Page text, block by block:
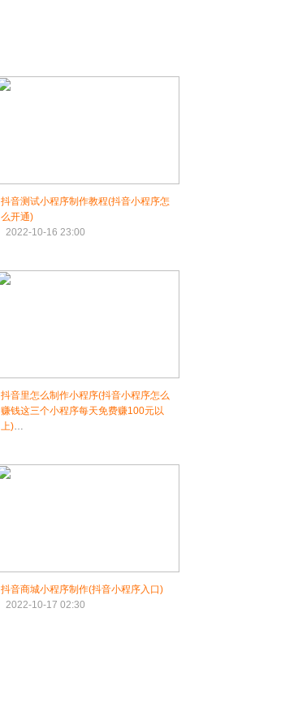
抖音测试小程序制作教程(抖音小程序怎
么开通)
2022-10-16 23:00
抖音里怎么制作小程序(抖音小程序怎么
赚钱这三个小程序每天免费赚100元以
上)
抖音商城小程序制作(抖音小程序入口)
2022-10-17 02:30